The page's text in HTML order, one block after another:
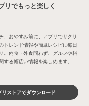
リでもっと楽しく
、おやすみ前に、アプリでサクサ
トレンド情報や簡単レシピに毎日
。内食・外食問わず、グルメや料
する幅広い情報を楽しめます。
リストアでダウンロード